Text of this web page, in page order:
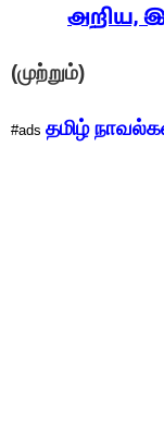
அறிய,
(முற்றும்)
#ads தமிழ்